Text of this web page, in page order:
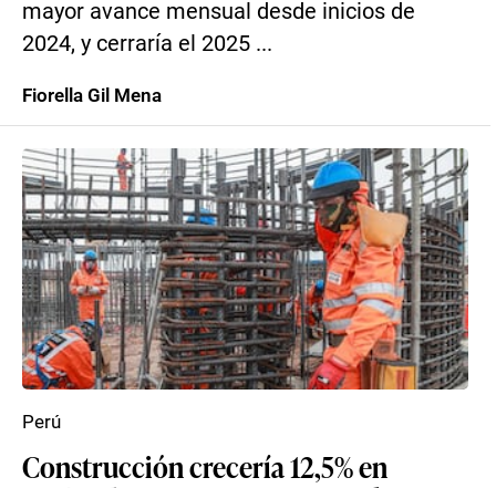
mayor avance mensual desde inicios de
2024, y cerraría el 2025 ...
Fiorella Gil Mena
Construcción crecería 12,5% en
Perú